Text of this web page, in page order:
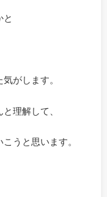
と
がします。
理解して、
うと思います。